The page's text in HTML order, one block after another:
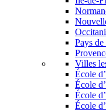
Pays
Villes
École
École
École
École